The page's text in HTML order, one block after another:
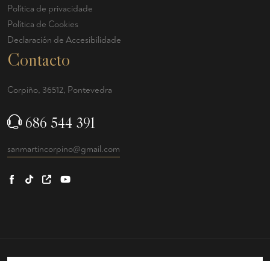
Política de privacidade
Política de Cookies
Declaración de Accesibilidade
Contacto
Corpiño, 36512, Pontevedra
686 544 391
sanmartincorpino@gmail.com